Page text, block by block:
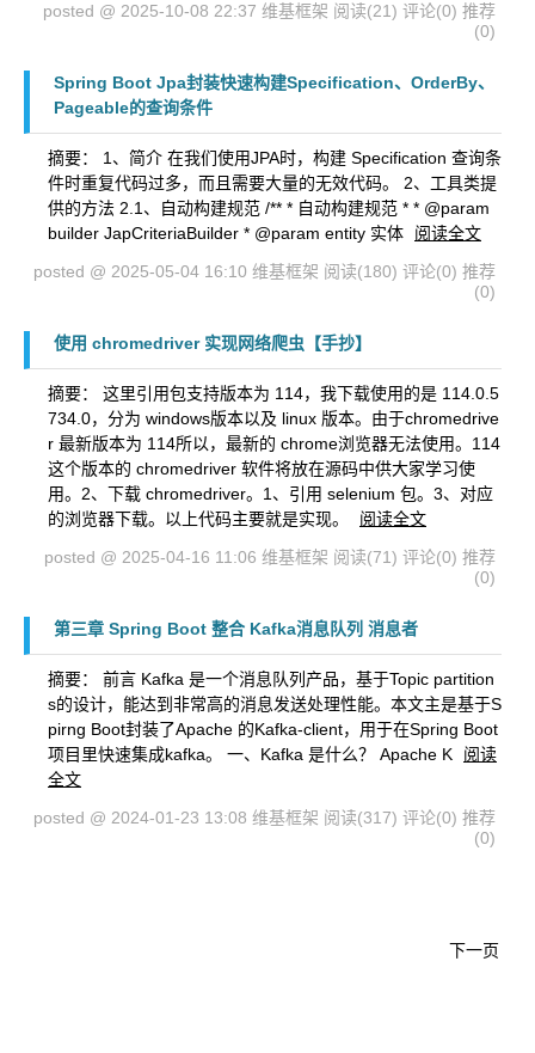
posted @ 2025-10-08 22:37 维基框架 阅读(21) 评论(0) 推荐
(0)
Spring Boot Jpa封装快速构建Specification、OrderBy、
Pageable的查询条件
摘要： ​ 1、简介 在我们使用JPA时，构建 Specification 查询条
件时重复代码过多，而且需要大量的无效代码。 2、工具类提
供的方法 2.1、自动构建规范 /** * 自动构建规范 * * @param
builder JapCriteriaBuilder * @param entity 实体
阅读全文
posted @ 2025-05-04 16:10 维基框架 阅读(180) 评论(0) 推荐
(0)
使用 chromedriver 实现网络爬虫【手抄】
摘要： 这里引用包支持版本为 114，我下载使用的是 114.0.5
734.0，分为 windows版本以及 linux 版本。由于chromedrive
r 最新版本为 114所以，最新的 chrome浏览器无法使用。114
这个版本的 chromedriver 软件将放在源码中供大家学习使
用。2、下载 chromedriver。1、引用 selenium 包。3、对应
的浏览器下载。以上代码主要就是实现。
阅读全文
posted @ 2025-04-16 11:06 维基框架 阅读(71) 评论(0) 推荐
(0)
第三章 Spring Boot 整合 Kafka消息队列 消息者
摘要： ​ 前言 Kafka 是一个消息队列产品，基于Topic partition
s的设计，能达到非常高的消息发送处理性能。本文主是基于S
pirng Boot封装了Apache 的Kafka-client，用于在Spring Boot
项目里快速集成kafka。 一、Kafka 是什么？ Apache K
阅读
全文
posted @ 2024-01-23 13:08 维基框架 阅读(317) 评论(0) 推荐
(0)
下一页